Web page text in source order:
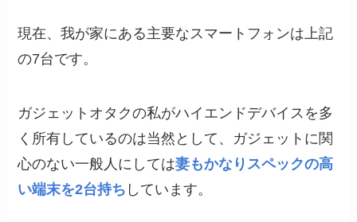
現在、我が家にある主要なスマートフォンは上記
の7台です。
ガジェットオタクの私がハイエンドデバイスを多
く所有しているのは当然として、ガジェットに関
心のない一般人にしては妻もかなりスペックの高
い端末を2台持ち しています。